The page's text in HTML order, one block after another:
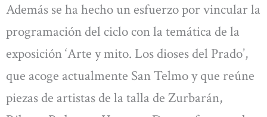
Además se ha hecho un esfuerzo por vincular la
programación del ciclo con la temática de la
exposición ‘Arte y mito. Los dioses del Prado’,
que acoge actualmente San Telmo y que reúne
piezas de artistas de la talla de Zurbarán,